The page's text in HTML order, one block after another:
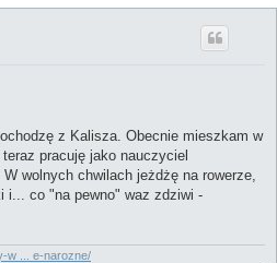
j
z Kalisza. Obecnie mieszkam w
pracuję jako nauczyciel
wolnych chwilach jeżdżę na rowerze,
i... co "na pewno" waz zdziwi -
w ... e-narozne/